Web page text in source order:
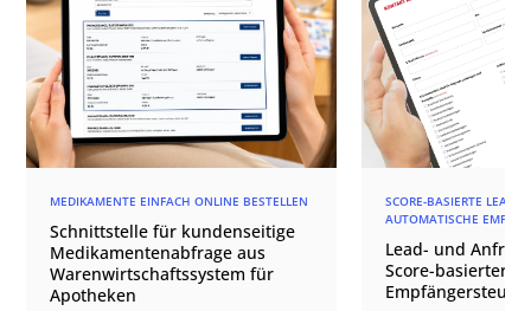
MEDIKAMENTE EINFACH ONLINE BESTELLEN
Schnittstelle für kundenseitige
Medikamentenabfrage aus
Warenwirtschaftssystem für
Apotheken
SCORE-BASIERTE LEAD-
AUTOMATISCHE
Lead- und
Score-basierter